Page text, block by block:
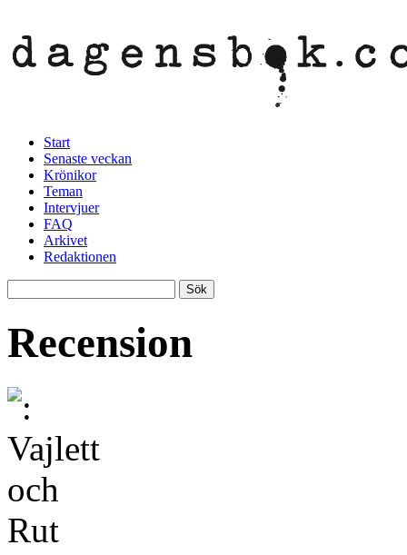
Start
Senaste veckan
Krönikor
Teman
Intervjuer
FAQ
Arkivet
Redaktionen
Recension